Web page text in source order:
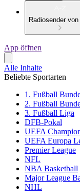
Radiosender
App öffnen
Alle Inhalte
Beliebte Sportarten
1. Fußball
2. Fußball
3. Fußball Liga
DFB-Pokal
UEFA
UEFA Europa
Premier League
NFL
NBA Basketball
Major League
NHL